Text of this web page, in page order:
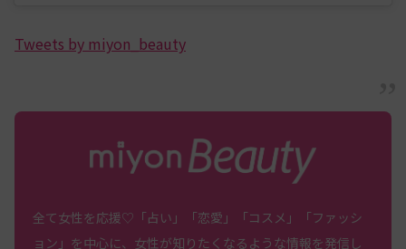
Tweets by miyon_beauty
全て女性を応援♡「占い」「恋愛」「コスメ」「ファッシ
ョン」を中心に、女性が知りたくなるような情報を発信し